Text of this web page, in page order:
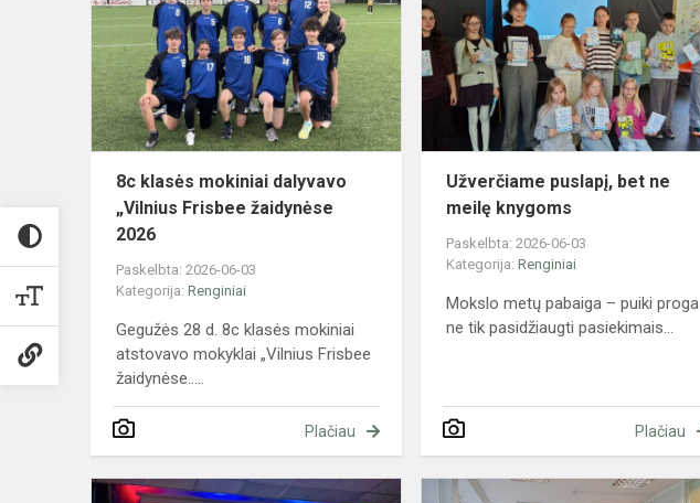
mokiniai
dalyvavo
„Vilnius
Frisbee
žaidynėse
2026
8c klasės mokiniai dalyvavo
„Vilnius Frisbee žaidynėse
2026
Paskelbta: 2026-06-03
Kategorija: Renginiai
Gegužės 28 d. 8c klasės mokiniai
atstovavo mokyklai „Vilnius Frisbee
žaidynėse.....
Plačiau
Užverčiame puslapį, bet ne
meilę knygoms
Paskelbta: 2026-06-03
Kategorija:Renginiai
Mokslo metų pabaiga – puiki proga
ne tik pasidžiaugti pasiekimais...
Plačiau
Metų